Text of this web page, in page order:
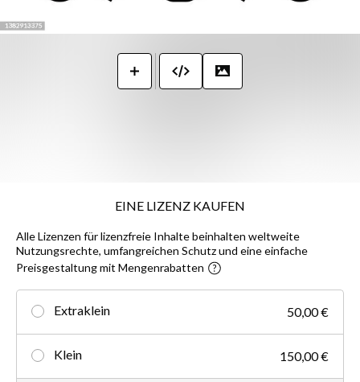
EINE LIZENZ KAUFEN
Alle Lizenzen für lizenzfreie Inhalte beinhalten weltweite
Nutzungsrechte, umfangreichen Schutz und eine einfache
Preisgestaltung mit Mengenrabatten
Extraklein 50,00 €
Klein 150,00 €